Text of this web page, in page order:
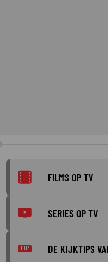
FILMS OP TV
SERIES OP TV
TIP DE KIJKTIPS